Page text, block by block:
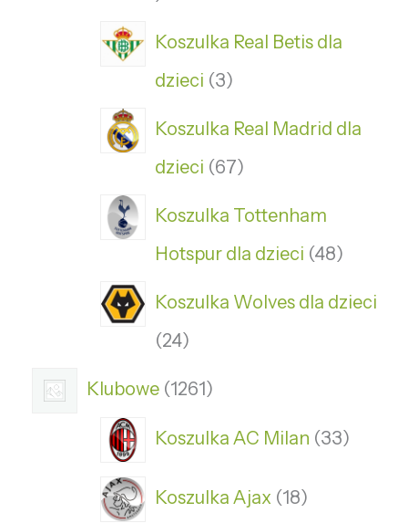
Koszulka Real Betis dla
dzieci 3
Koszulka Real Madrid dla
dzieci 67
Koszulka Tottenham
Hotspur dla dzieci 48
Koszulka Wolves dla dzieci
24
Klubowe 1261
Koszulka AC Milan 33
Koszulka Ajax 18